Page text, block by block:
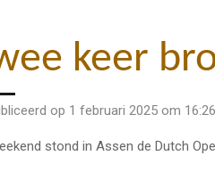
keer
op 1 februari 2025 om 16:26
stond in Assen de Dutch